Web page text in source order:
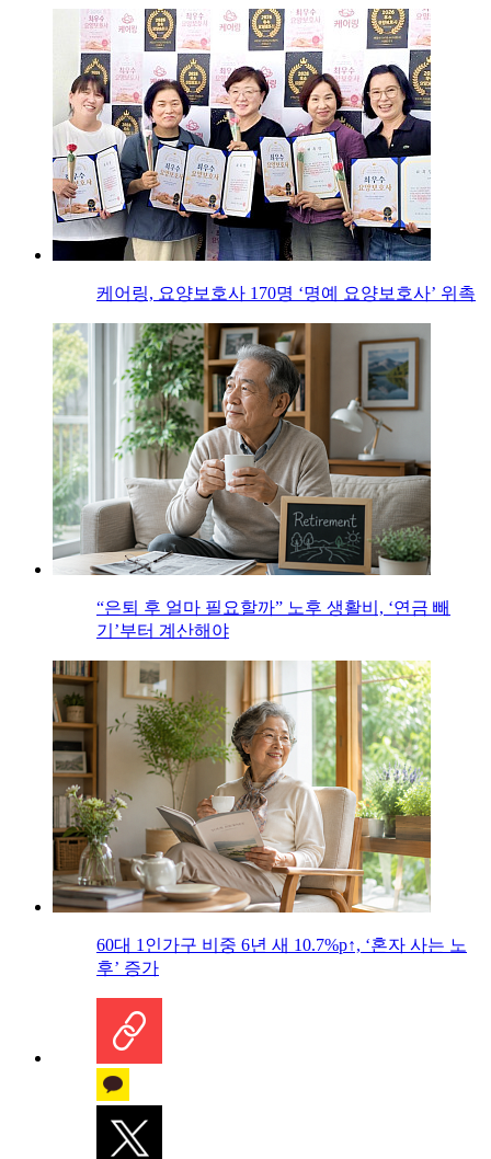
케어링, 요양보호사 170명 ‘명예 요양보호사’ 위촉
“은퇴 후 얼마 필요할까” 노후 생활비, ‘연금 빼
기’부터 계산해야
60대 1인가구 비중 6년 새 10.7%p↑, ‘혼자 사는 노
후’ 증가